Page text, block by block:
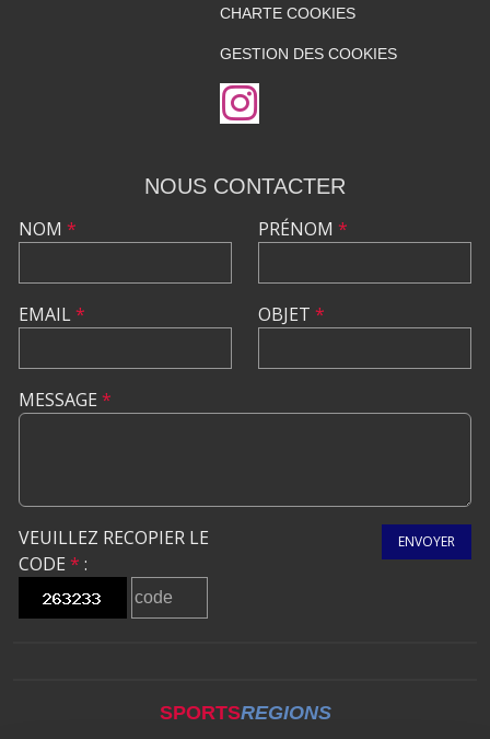
CHARTE COOKIES
GESTION DES COOKIES
NOUS CONTACTER
NOM *
EMAIL*
PRÉNOM *
OBJET *
MESSAGE *
VEUILLEZ RECOPIER LE
CODE * :
ENVOYER
SPORTSREGIONS